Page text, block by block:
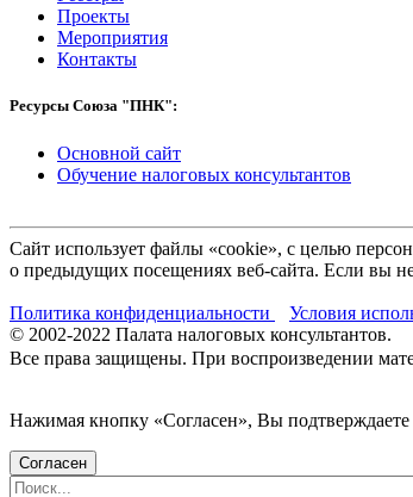
Проекты
Мероприятия
Контакты
Ресурсы Союза "ПНК":
Основной сайт
Обучение налоговых консультантов
Сайт использует файлы «cookie», с целью
о предыдущих посещениях веб-сайта. Если вы
Политика конфиденциальности Условия
© 2002-2022 Палата налоговых консультантов.
Все права защищены. При воспроизведении
Нажимая кнопку «Согласен», Вы
Согласен